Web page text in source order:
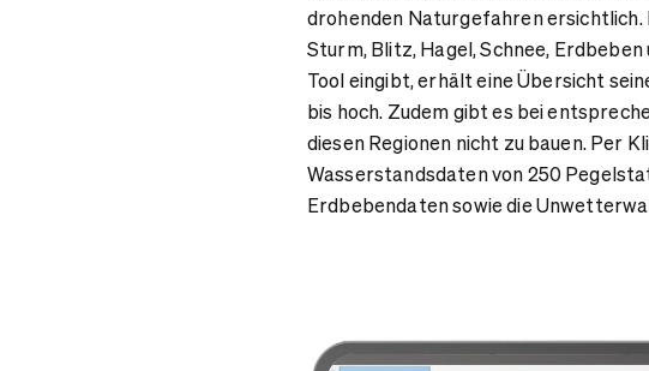
drohenden Naturgefahren ersichtlich.
Sturm, Blitz, Hagel, Schnee,
Tool eingibt, erhält eine Übersicht
bis hoch. Zudem gibt es bei
diesen Regionen nicht zu bauen. Per
Wasserstandsdaten von 250
Erdbebendaten sowie die